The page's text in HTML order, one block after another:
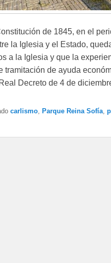
de 1845, en el
la Iglesia y el Estado,
a la Iglesia y que la
tramitación de ayuda
Decreto de 4 de
carlismo Parque Reina Sofía